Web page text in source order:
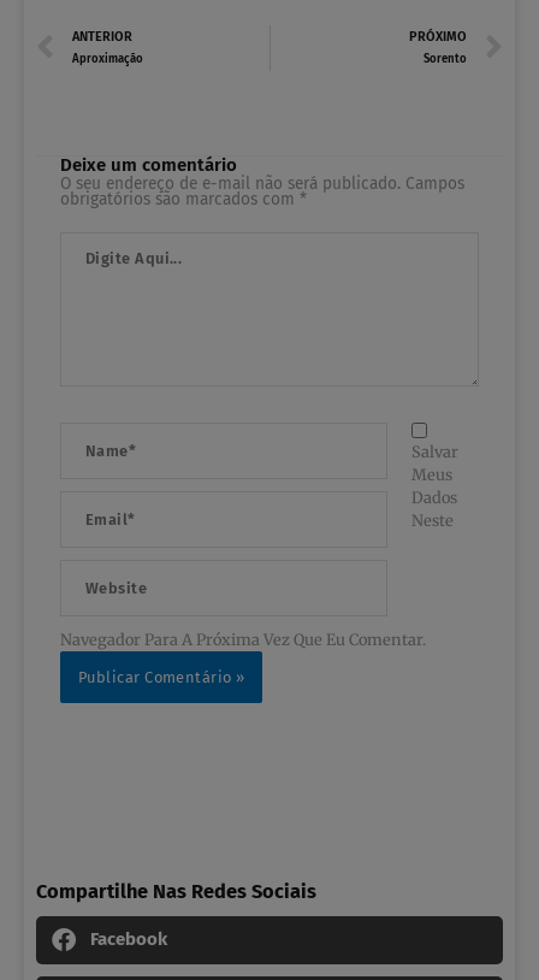
Prev
ANTERIOR
Aproximação
PRÓXIMO
Sorento
Deixe um comentário
O seu endereço de e-mail não será publicado. Campos
obrigatórios são marcados com *
Aqui...
Salvar
Meus
Dados
Neste
Navegador Para A Próxima Vez Que Eu Comentar.
Compartilhe Nas Redes Sociais
Facebook